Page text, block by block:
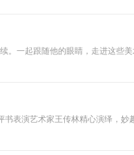
一起跟随他的眼睛，走进这些美